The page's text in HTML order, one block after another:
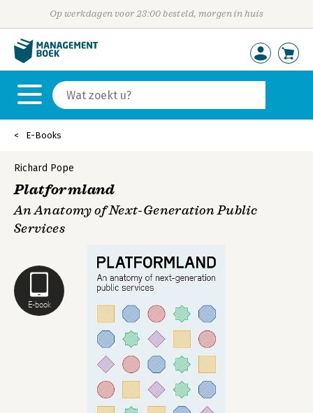
Op werkdagen voor 23:00 besteld, morgen in huis
E-Books
E-book
Richard Pope
Platformland
An Anatomy of Next-Generation Public
Services